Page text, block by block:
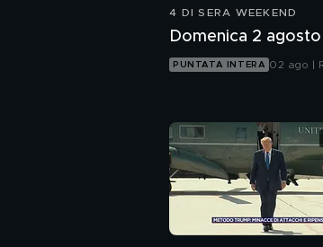
4 DI SERA WEEKEND
Domenica 2 agosto
PUNTATA INTERA 02 ago |